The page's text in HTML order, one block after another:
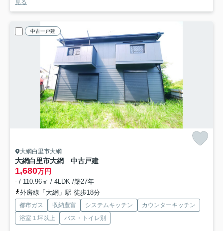
見る
中古一戸建
大網白里市大網
大網白里市大網 中古戸建
1,680万円
- / 110.96㎡ / 4LDK /築27年
外房線「大網」駅 徒歩18分
都市ガス 収納豊富 システムキッチン
カウンターキッチン
浴室１坪以上
バス・トイレ別